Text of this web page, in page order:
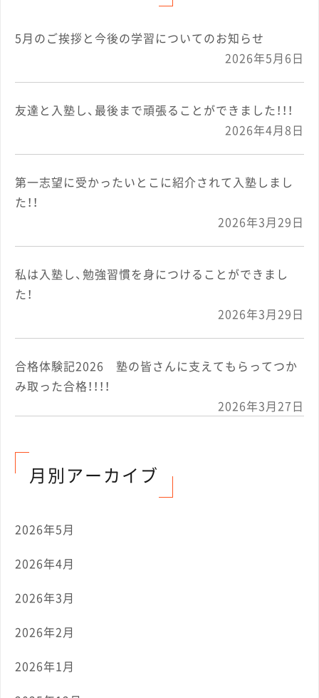
5月のご挨拶と今後の学習についてのお知らせ
2026年5月6日
友達と入塾し、最後まで頑張ることができました！！！
2026年4月8日
第一志望に受かったいとこに紹介されて入塾しまし
た！！
2026年3月29日
私は入塾し、勉強習慣を身につけることができまし
た！
2026年3月29日
合格体験記2026 塾の皆さんに支えてもらってつか
み取った合格！！！！
2026年3月27日
月別アーカイブ
2026年5月
2026年4月
2026年3月
2026年2月
2026年1月